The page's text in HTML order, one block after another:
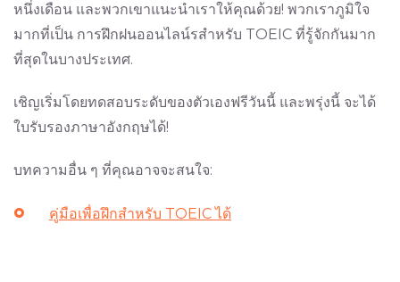
หนึ่งเดือน และพวกเขาแนะนำเราให้คุณด้วย! พวกเราภูมิใจ
มากที่เป็น การฝึกฝนออนไลน์รสำหรับ TOEIC ที่รู้จักกันมาก
ที่สุดในบางประเทศ.
เชิญเริ่มโดยทดสอบระดับของตัวเองฟรีวันนี้ และพรุ่งนี้ จะได้
ใบ​รับรอง​ภาษาอังกฤษได้!
บทความอื่น ๆ ที่คุณอาจจะสนใจ:
คู่มือเพื่อฝึกสำหรับ TOEIC ได้